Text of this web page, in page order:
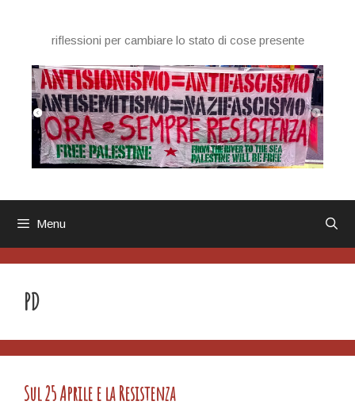
contenutoriflessioni per cambiare lo stato di cose presente
Menu
PD
Sul 25 Aprile e la Resistenza